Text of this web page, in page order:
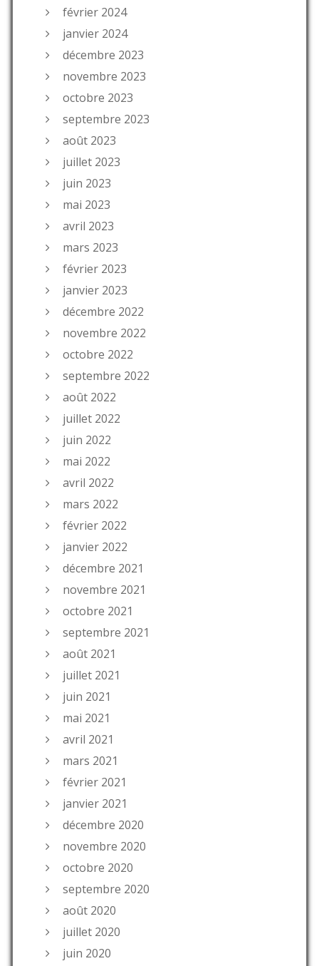
février 2024
janvier 2024
décembre 2023
novembre 2023
octobre 2023
septembre 2023
août 2023
juillet 2023
juin 2023
mai 2023
avril 2023
mars 2023
février 2023
janvier 2023
décembre 2022
novembre 2022
octobre 2022
septembre 2022
août 2022
juillet 2022
juin 2022
mai 2022
avril 2022
mars 2022
février 2022
janvier 2022
décembre 2021
novembre 2021
octobre 2021
septembre 2021
août 2021
juillet 2021
juin 2021
mai 2021
avril 2021
mars 2021
février 2021
janvier 2021
décembre 2020
novembre 2020
octobre 2020
septembre 2020
août 2020
juillet 2020
juin 2020